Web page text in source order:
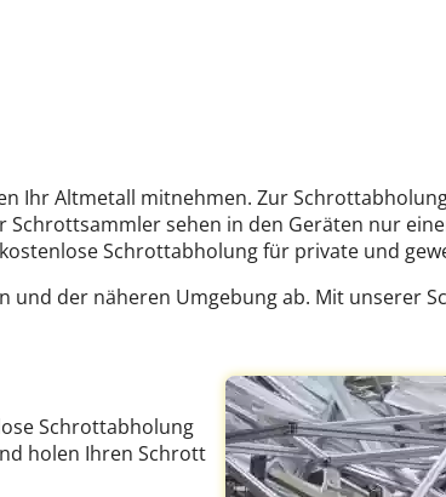
Ihr Altmetall mitnehmen. Zur
sehen in den Geräten nur
Schrottabholung für private und
der näheren Umgebung ab. Mit unserer
Schrottabholung
holen Ihren Schrott